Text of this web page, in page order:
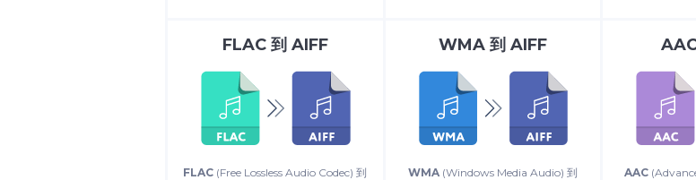
FLAC到 AIFF
FLAC (Free Lossless Audio Codec) 到
WMA到 AIFF
WMA(Windows Media Audio) 到
AAC